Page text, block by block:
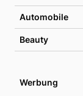
Automobile
Beauty
Werbung